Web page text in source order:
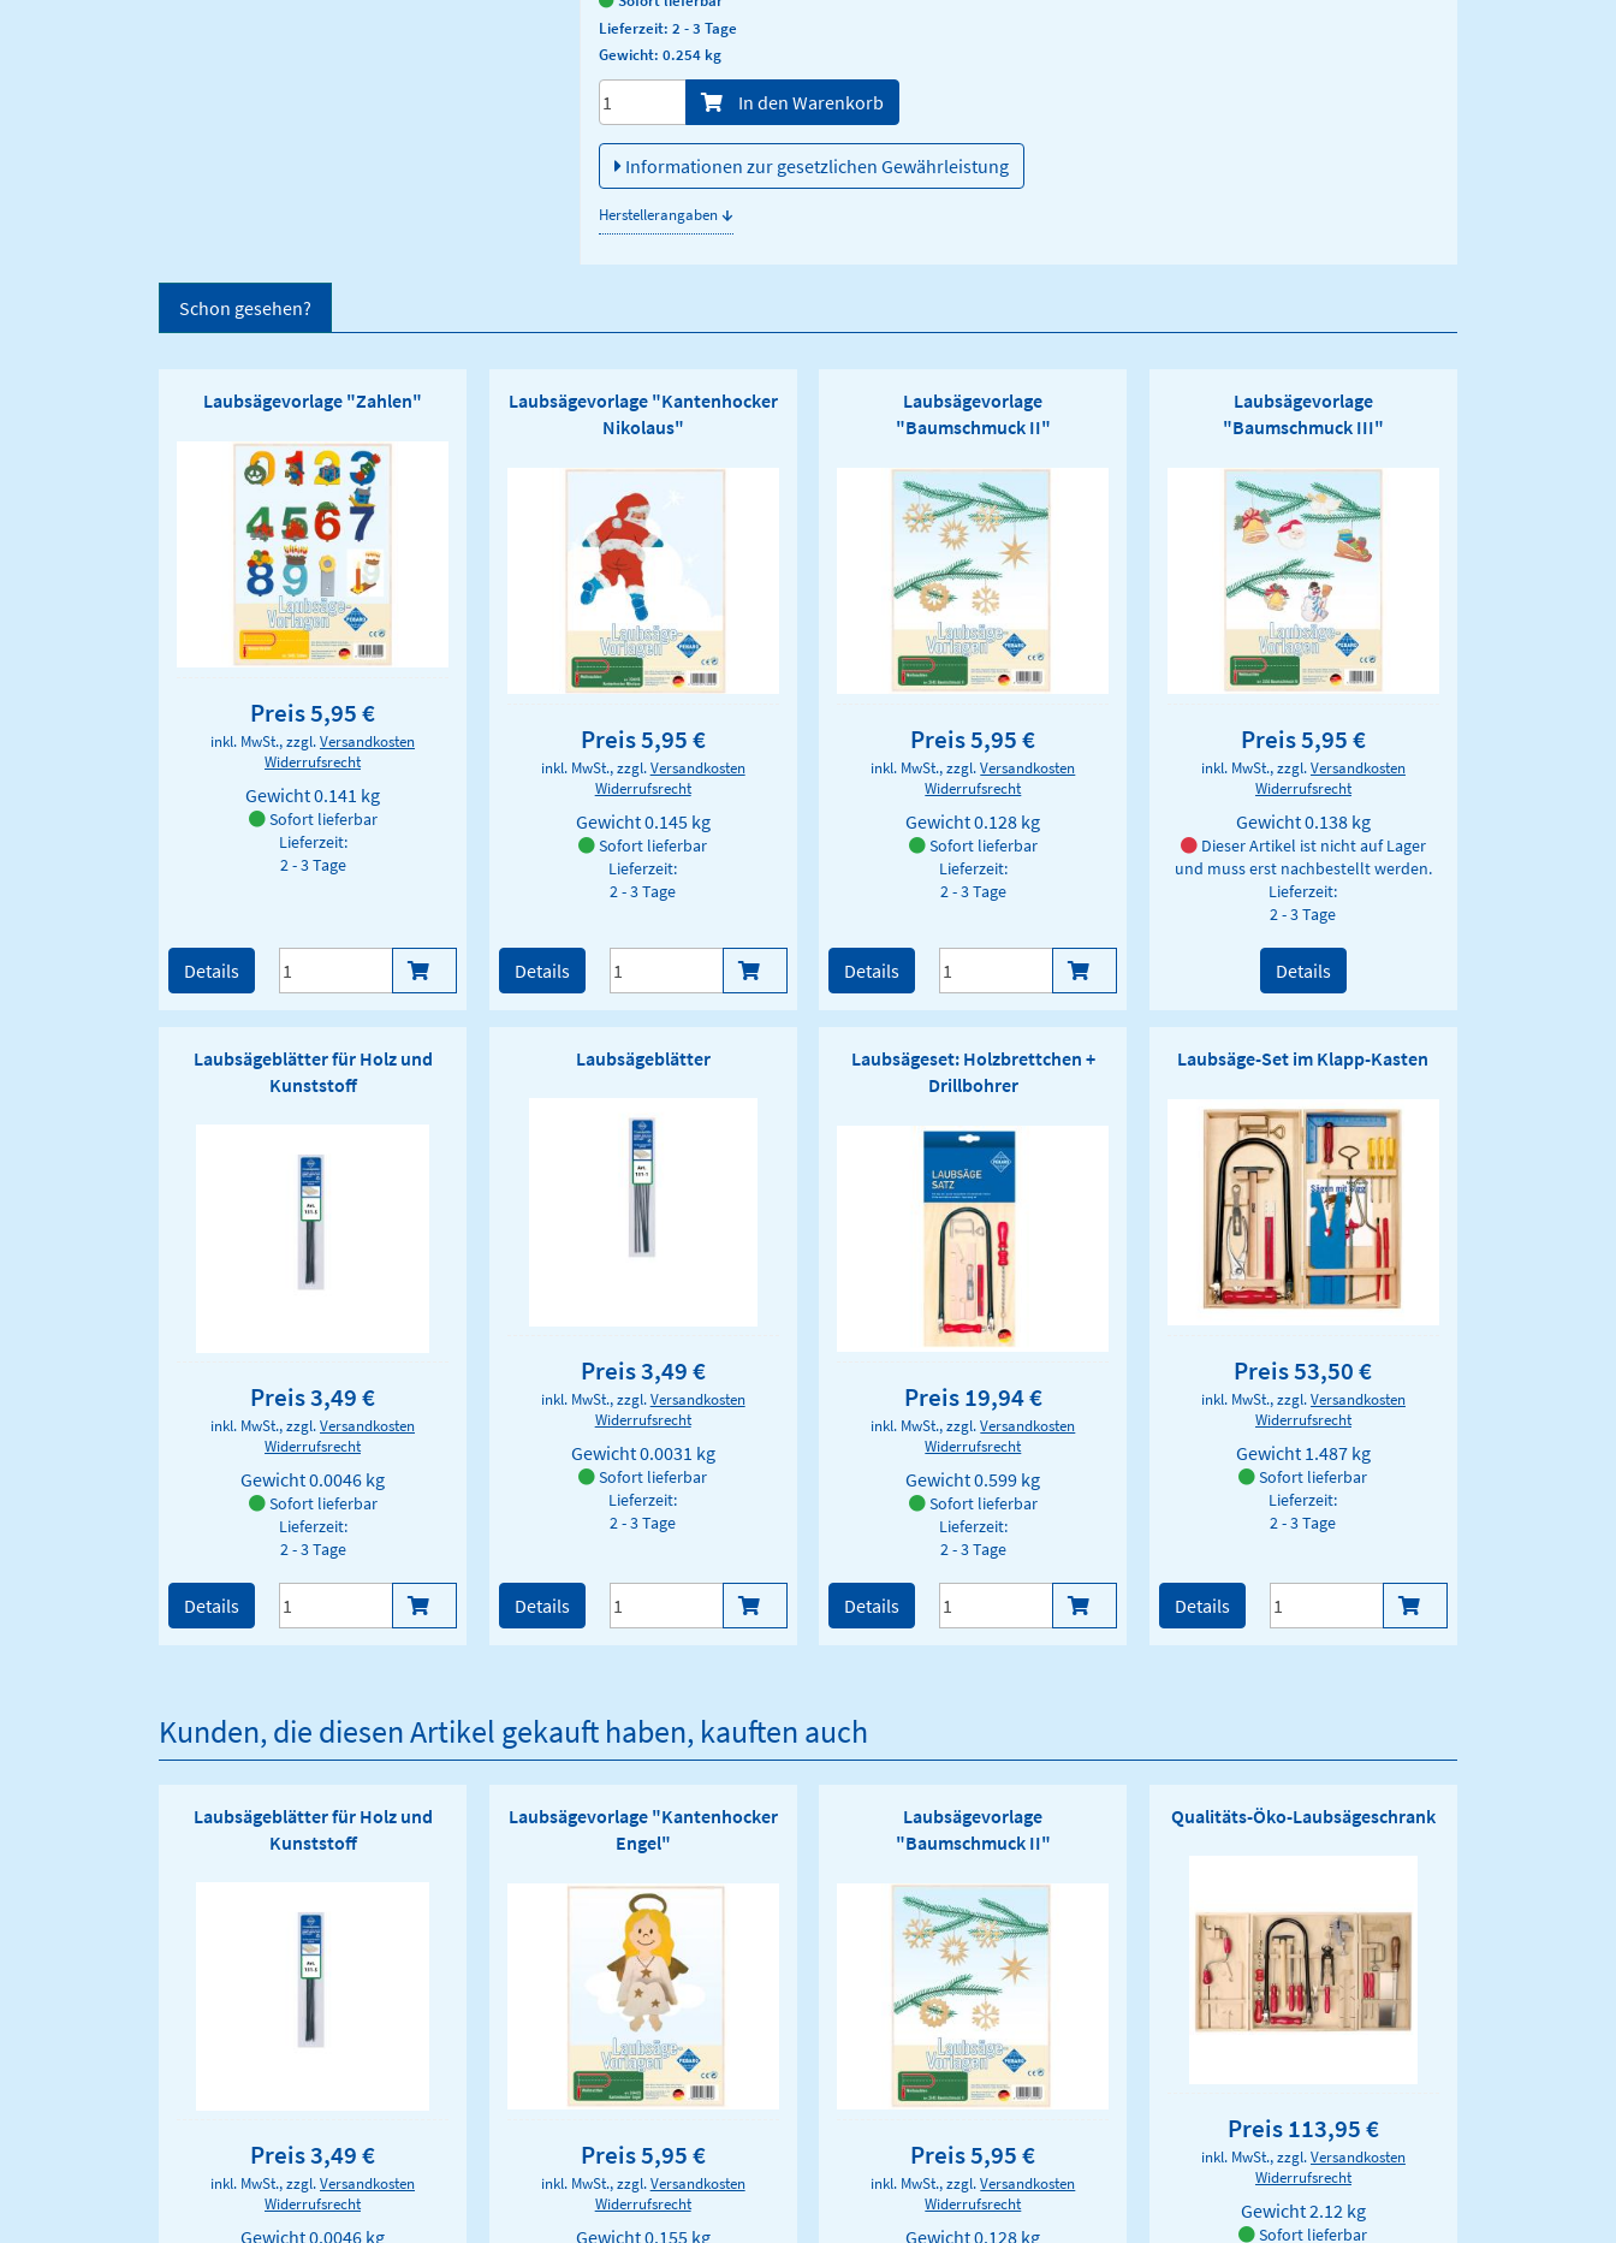
Lieferzeit: 2 - 3 Tage
Gewicht: 0.254 kg
Menge/Pieces In den Warenkorb
Informationen zur gesetzlichen Gewährleistung
Herstellerangaben↓
Schon gesehen?
Laubsägevorlage "Zahlen"
Preis 5,95 €
inkl. MwSt., zzgl.Versandkosten
Widerrufsrecht
Gewicht0.141 kg
Sofort lieferbar
Lieferzeit:
2 - 3 Tage
Details
Laubsägevorlage "Kantenhocker
Nikolaus"
Preis 5,95 €
inkl. MwSt., zzgl.Versandkosten
Widerrufsrecht
Gewicht0.145 kg
Sofort lieferbar
Lieferzeit:
2 - 3 Tage
Details
Laubsägevorlage
"Baumschmuck II"
Preis 5,95 €
inkl. MwSt., zzgl.Versandkosten
Widerrufsrecht
Gewicht0.128 kg
Sofort lieferbar
Lieferzeit:
2 - 3 Tage
Details
Laubsägevorlage
"Baumschmuck III"
Preis 5,95 €
inkl. MwSt., zzgl.Versandkosten
Widerrufsrecht
Gewicht0.138 kg
Dieser Artikel ist nicht auf Lager
und muss erst nachbestellt werden.
Lieferzeit:
2 - 3 Tage
Details
Laubsägeblätter für Holz und
Kunststoff
Preis 3,49 €
inkl. MwSt., zzgl.Versandkosten
Widerrufsrecht
Gewicht0.0046 kg
Sofort lieferbar
Lieferzeit:
2 - 3 Tage
Details
Laubsägeblätter
Preis 3,49 €
inkl. MwSt., zzgl.Versandkosten
Widerrufsrecht
Gewicht0.0031 kg
Sofort lieferbar
Lieferzeit:
2 - 3 Tage
Details
Laubsägeset: Holzbrettchen +
Drillbohrer
Preis 19,94 €
inkl. MwSt., zzgl.Versandkosten
Widerrufsrecht
Gewicht0.599 kg
Sofort lieferbar
Lieferzeit:
2 - 3 Tage
Details
Laubsäge-Set im Klapp-Kasten
Preis 53,50 €
inkl. MwSt., zzgl.Versandkosten
Widerrufsrecht
Gewicht 1.487 kg
Sofort lieferbar
Lieferzeit:
2 - 3 Tage
Details
Kunden, die diesen Artikel gekauft haben, kauften auch
Laubsägeblätter für Holz und
Kunststoff
Preis 3,49 €
inkl. MwSt., zzgl.Versandkosten
Widerrufsrecht
Gewicht0.0046 kg
Laubsägevorlage "Kantenhocker
Engel"
Preis 5,95 €
inkl. MwSt., zzgl.Versandkosten
Widerrufsrecht
Gewicht0.155 kg
Laubsägevorlage
"Baumschmuck II"
Preis 5,95 €
inkl. MwSt., zzgl.Versandkosten
Widerrufsrecht
Gewicht0.128 kg
Qualitäts-Öko-Laubsägeschrank
Preis 113,95 €
inkl. MwSt., zzgl.Versandkosten
Widerrufsrecht
Gewicht2.12 kg
Sofort lieferbar